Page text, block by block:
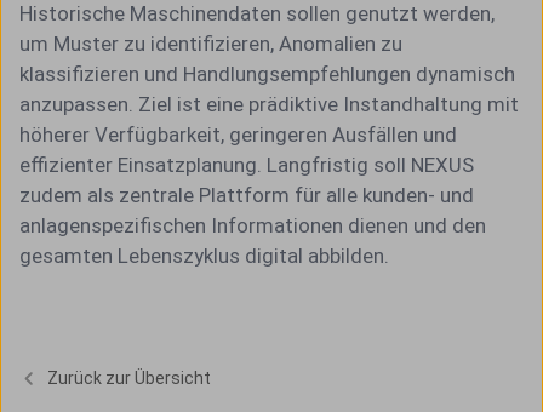
Historische Maschinendaten sollen genutzt werden,
um Muster zu identifizieren, Anomalien zu
klassifizieren und Handlungsempfehlungen dynamisch
anzupassen. Ziel ist eine prädiktive Instandhaltung mit
höherer Verfügbarkeit, geringeren Ausfällen und
effizienter Einsatzplanung. Langfristig soll NEXUS
zudem als zentrale Plattform für alle kunden- und
anlagenspezifischen Informationen dienen und den
gesamten Lebenszyklus digital abbilden.
Zurück zur Übersicht